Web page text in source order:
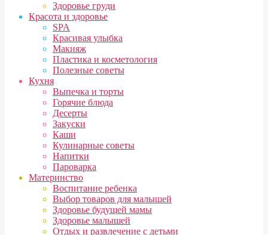
Здоровье груди
Красота и здоровье
SPA
Красивая улыбка
Макияж
Пластика и косметология
Полезные советы
Кухня
Выпечка и торты
Горячие блюда
Десерты
Закуски
Каши
Кулинарные советы
Напитки
Пароварка
Материнство
Воспитание ребенка
Выбор товаров для малышей
Здоровье будущей мамы
Здоровье малышей
Отдых и развлечение с детьми